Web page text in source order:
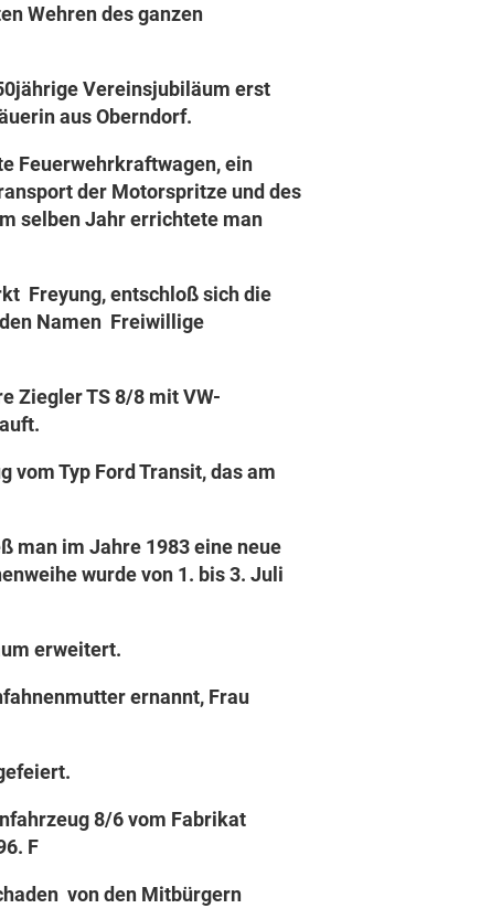
Wehren des ganzen
Vereinsjubiläum erst
aus Oberndorf.
Feuerwehrkraftwagen, ein
der Motorspritze und des
selben Jahr errichtete man
Freyung, entschloß sich die
Namen Freiwillige
Ziegler TS 8/8 mit VW-
Typ Ford Transit, das am
man im Jahre 1983 eine neue
wurde von 1. bis 3. Juli
erweitert.
ernannt, Frau
8/6 vom Fabrikat
F
von den Mitbürgern